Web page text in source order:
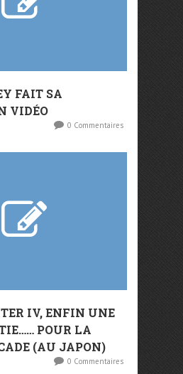
FAIT SA
VIDÉO
0 Commentaires
IV, ENFIN UNE
POUR LA
(AU JAPON)
0 Commentaires